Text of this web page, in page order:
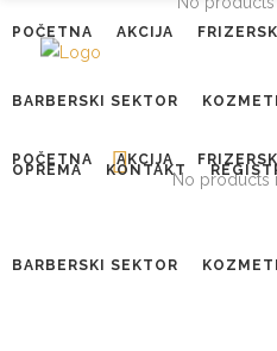
POČETNA AKCIJA
BARBERSKI SEKTOR
No products
POČETNA AKCIJA
BARBERSKI SEKTOR
OPREMA KONTAKT